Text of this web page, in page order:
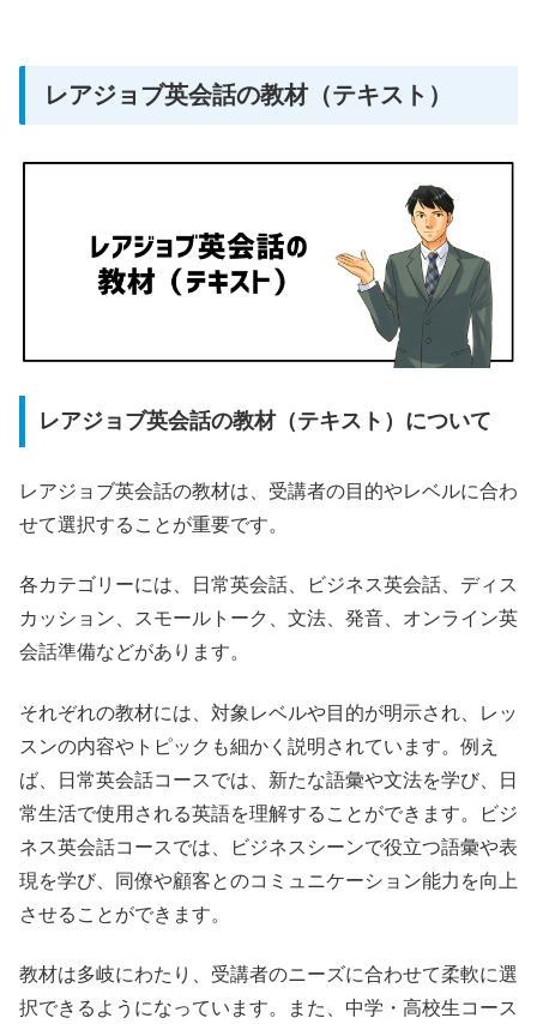
レアジョブ英会話の教材（テキスト）
レアジョブ英会話の教材（テキスト）について
レアジョブ英会話の教材は、受講者の目的やレベルに合わ
せて選択することが重要です。
各カテゴリーには、日常英会話、ビジネス英会話、ディス
カッション、スモールトーク、文法、発音、オンライン英
会話準備などがあります。
それぞれの教材には、対象レベルや目的が明示され、レッ
スンの内容やトピックも細かく説明されています。例え
ば、日常英会話コースでは、新たな語彙や文法を学び、日
常生活で使用される英語を理解することができます。ビジ
ネス英会話コースでは、ビジネスシーンで役立つ語彙や表
現を学び、同僚や顧客とのコミュニケーション能力を向上
させることができます。
教材は多岐にわたり、受講者のニーズに合わせて柔軟に選
択できるようになっています。また、中学・高校生コース